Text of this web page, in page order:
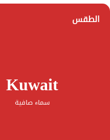
الطقس
Kuwait
سماء صافية